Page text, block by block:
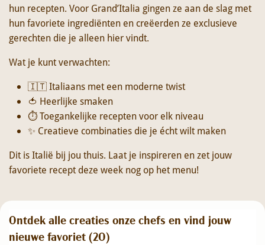
hun recepten. Voor Grand’Italia gingen ze aan de slag met
hun favoriete ingrediënten en creëerden ze exclusieve
gerechten die je alleen hier vindt.
Wat je kunt verwachten:
🇮🇹 Italiaans met een moderne twist
🍅 Heerlijke smaken
⏱️ Toegankelijke recepten voor elk niveau
✨ Creatieve combinaties die je écht wilt maken
Dit is Italië bij jou thuis. Laat je inspireren en zet jouw
favoriete recept deze week nog op het menu!
Ontdek alle creaties onze chefs en vind jouw
nieuwe favoriet (20)